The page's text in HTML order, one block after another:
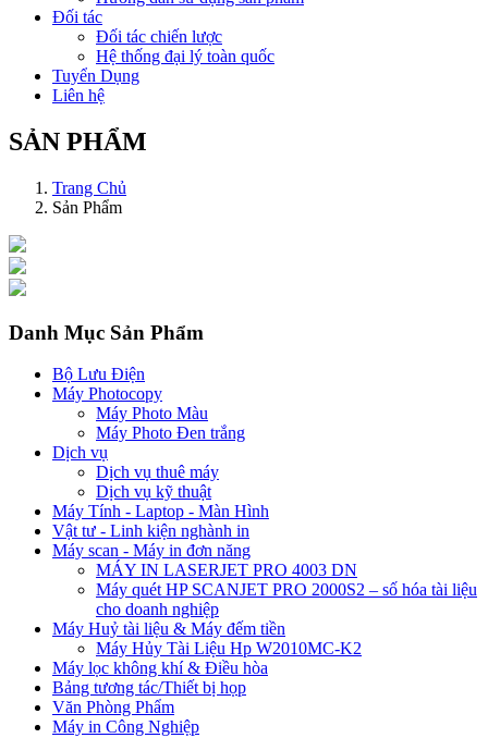
Đối tác
Đối tác chiến lược
Hệ thống đại lý toàn quốc
Tuyển Dụng
Liên hệ
SẢN PHẨM
Trang Chủ
Sản Phẩm
Danh Mục Sản Phẩm
Bộ Lưu Điện
Máy Photocopy
Máy Photo Màu
Máy Photo Đen trắng
Dịch vụ
Dịch vụ thuê máy
Dịch vụ kỹ thuật
Máy Tính - Laptop - Màn Hình
Vật tư - Linh kiện nghành in
Máy scan - Máy in đơn năng
MÁY IN LASERJET PRO 4003 DN
Máy quét HP SCANJET PRO 2000S2 – số hóa tài liệu
cho doanh nghiệp
Máy Huỷ tài liệu & Máy đếm tiền
Máy Hủy Tài Liệu Hp W2010MC-K2
Máy lọc không khí & Điều hòa
Bảng tương tác/Thiết bị họp
Văn Phòng Phẩm
Máy in Công Nghiệp